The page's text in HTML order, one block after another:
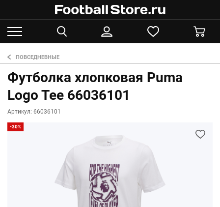
ПОВСЕДНЕВНЫЕ
Футболка хлопковая Puma
Logo Tee 66036101
Артикул: 66036101
-30%